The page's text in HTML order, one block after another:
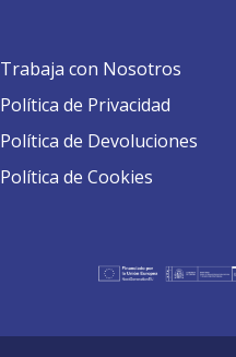
Trabaja con Nosotros
Política de Privacidad
Política de Devoluciones
Política de Cookies